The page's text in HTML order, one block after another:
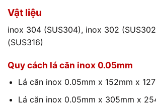
Vật liệu
inox 304 (SUS304), inox 302
(SUS316)
Quy cách lá căn inox 0.05mm
Lá căn inox 0.05mm x 152mm x
Lá căn inox 0.05mm x 305mm x